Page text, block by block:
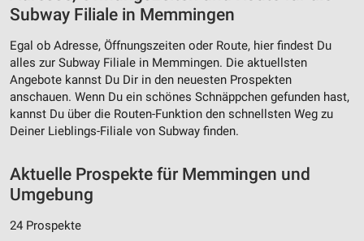
Subway Filiale in Memmingen
Egal ob Adresse, Öffnungszeiten oder Route, hier findest Du
alles zur Subway Filiale in Memmingen. Die aktuellsten
Angebote kannst Du Dir in den neuesten Prospekten
anschauen. Wenn Du ein schönes Schnäppchen gefunden hast,
kannst Du über die Routen-Funktion den schnellsten Weg zu
Deiner Lieblings-Filiale von Subway finden.
Aktuelle Prospekte für Memmingen und
Umgebung
24 Prospekte